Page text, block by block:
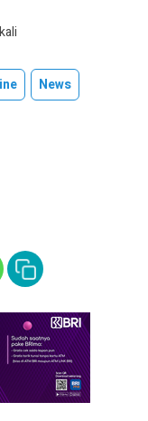
News